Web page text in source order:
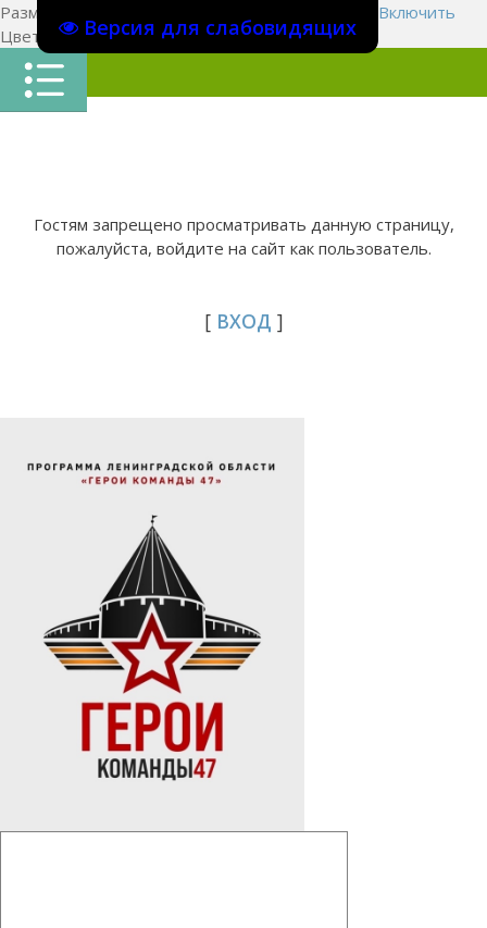
Версия для слабовидящих
Размер шрифта:
Включить
Цвет сайтаЦ Ц Ц Х
Гостям запрещено просматривать данную страницу,
пожалуйста, войдите на сайт как пользователь.
[ ВХОД ]